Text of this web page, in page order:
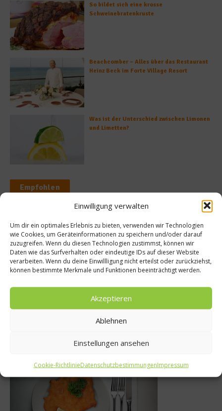
Einwilligung verwalten
Um dir ein optimales Erlebnis zu bieten, verwenden wir Technologien
wie Cookies, um Geräteinformationen zu speichern und/oder darauf
zuzugreifen. Wenn du diesen Technologien zustimmst, können wir
Daten wie das Surfverhalten oder eindeutige IDs auf dieser Website
verarbeiten. Wenn du deine Einwillligung nicht erteilst oder zurückziehst,
können bestimmte Merkmale und Funktionen beeinträchtigt werden.
Akzeptieren
Ablehnen
Einstellungen ansehen
Cookie-RichtlinieDatenschutzbestimmungenImpressum
So bildet sich eine krosse
Schweinebratenkruste
Beachcomber – Alles über das Restaurant
Heinz Beck im Forte Village Resort
Was ist der Unterschied zwischen Limonen
und Limetten?
Empfohlen
& Gourmet
in Town: Das
Pastrami-
Sternekoch
bei Relais
Was isst Deutschland